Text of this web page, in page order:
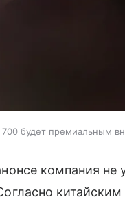
будет премиальным
компания не